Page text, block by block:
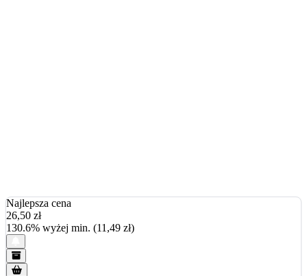
Najlepsza cena
26,50 zł
130.6% wyżej min. (11,49 zł)